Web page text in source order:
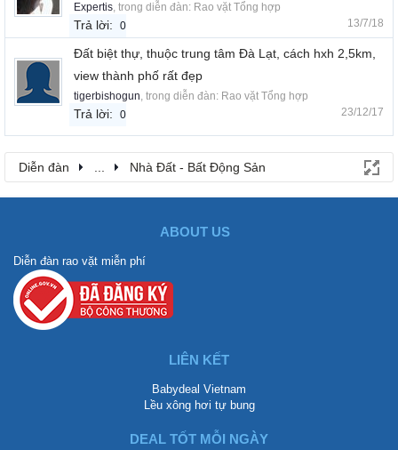
Expertis, trong diễn đàn: Rao vặt Tổng hợp
Trả lời: 0 13/7/18
Đất biệt thự, thuộc trung tâm Đà Lạt, cách hxh 2,5km,
view thành phố rất đẹp
tigerbishogun, trong diễn đàn: Rao vặt Tổng hợp
Trả lời: 0 23/12/17
Diễn đàn ... Nhà Đất - Bất Động Sản
ABOUT US
Diễn đàn rao vặt miễn phí
LIÊN KẾT
Babydeal Vietnam
Lều xông hơi tự bung
DEAL TỐT MỖI NGÀY